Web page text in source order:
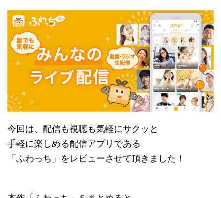
今回は、配信も視聴も気軽にサクッと
手軽に楽しめる配信アプリである
「ふわっち」をレビューさせて頂きました！